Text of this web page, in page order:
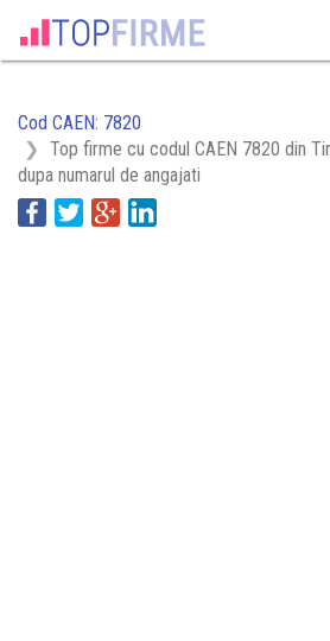
Cod CAEN: 7820
Top firme cu codul CAEN 7820 din
dupa numarul de angajati